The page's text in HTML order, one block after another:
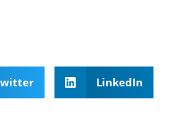
LinkedIn